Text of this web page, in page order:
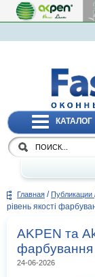
КАТАЛОГ
Главная / Публикации
рівень якості
AKPEN та
фарбування
24-06-2026